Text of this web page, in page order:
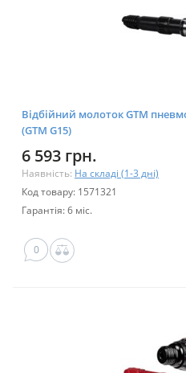
Відбійний молоток GTM
(GTM G15)
6 593 грн.
Наявність: На складі (1-3 дні)
Код товару: 1571321
Гарантія: 6 міс.
0